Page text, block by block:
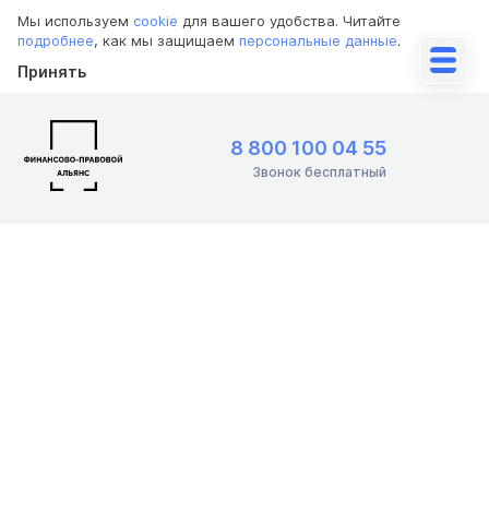
Мы используем cookie для вашего удобства. Читайте
подробнее, как мы защищаем персональные данные.
Принять
8 800 100 04 55
Звонок бесплатный